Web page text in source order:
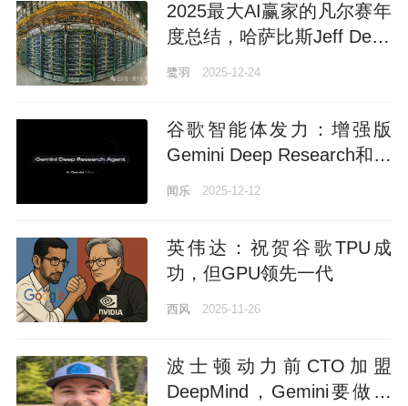
2025最大AI赢家的凡尔赛年
度总结，哈萨比斯Jeff Dean
联手执笔
鹭羽 2025-12-24
谷歌智能体发力：增强版
Gemini Deep Research和专
属API都来了
闻乐 2025-12-12
英伟达：祝贺谷歌TPU成
功，但GPU领先一代
西风 2025-11-26
波士顿动力前CTO加盟
DeepMind，Gemini要做机